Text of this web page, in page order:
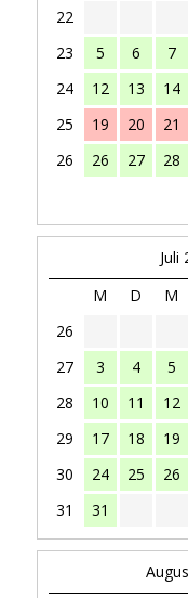
22
23
5 6 7
24
12 13 14
25
19 20 21
26
26 27 28
Juli
M
D M
26
27
3 4 5
28
10 11 12
29
17 18 19
30
24 25 26
31
31